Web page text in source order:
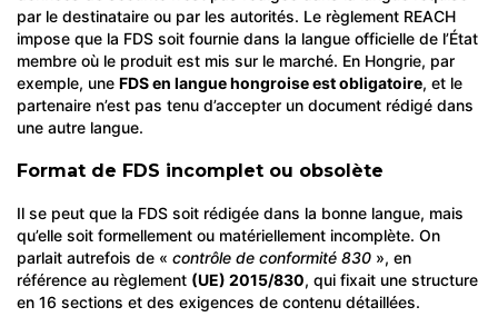
par le destinataire ou par les autorités. Le règlement REACH
impose que la FDS soit fournie dans la langue officielle de l’État
membre où le produit est mis sur le marché. En Hongrie, par
exemple, une FDS en langue hongroise est obligatoire, et le
partenaire n’est pas tenu d’accepter un document rédigé dans
une autre langue.
Format de FDS incomplet ou obsolète
Il se peut que la FDS soit rédigée dans la bonne langue, mais
qu’elle soit formellement ou matériellement incomplète. On
parlait autrefois de « contrôle de conformité 830 », en
référence au règlement (UE) 2015/830, qui fixait une structure
en 16 sections et des exigences de contenu détaillées.